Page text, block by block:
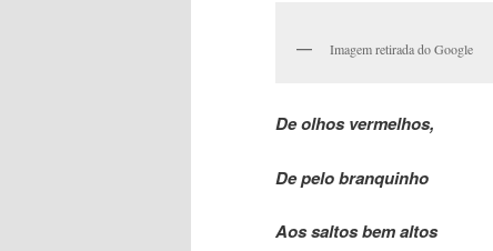
Imagem retirada do Google
De olhos vermelhos,
De pelo branquinho
Aos saltos bem altos